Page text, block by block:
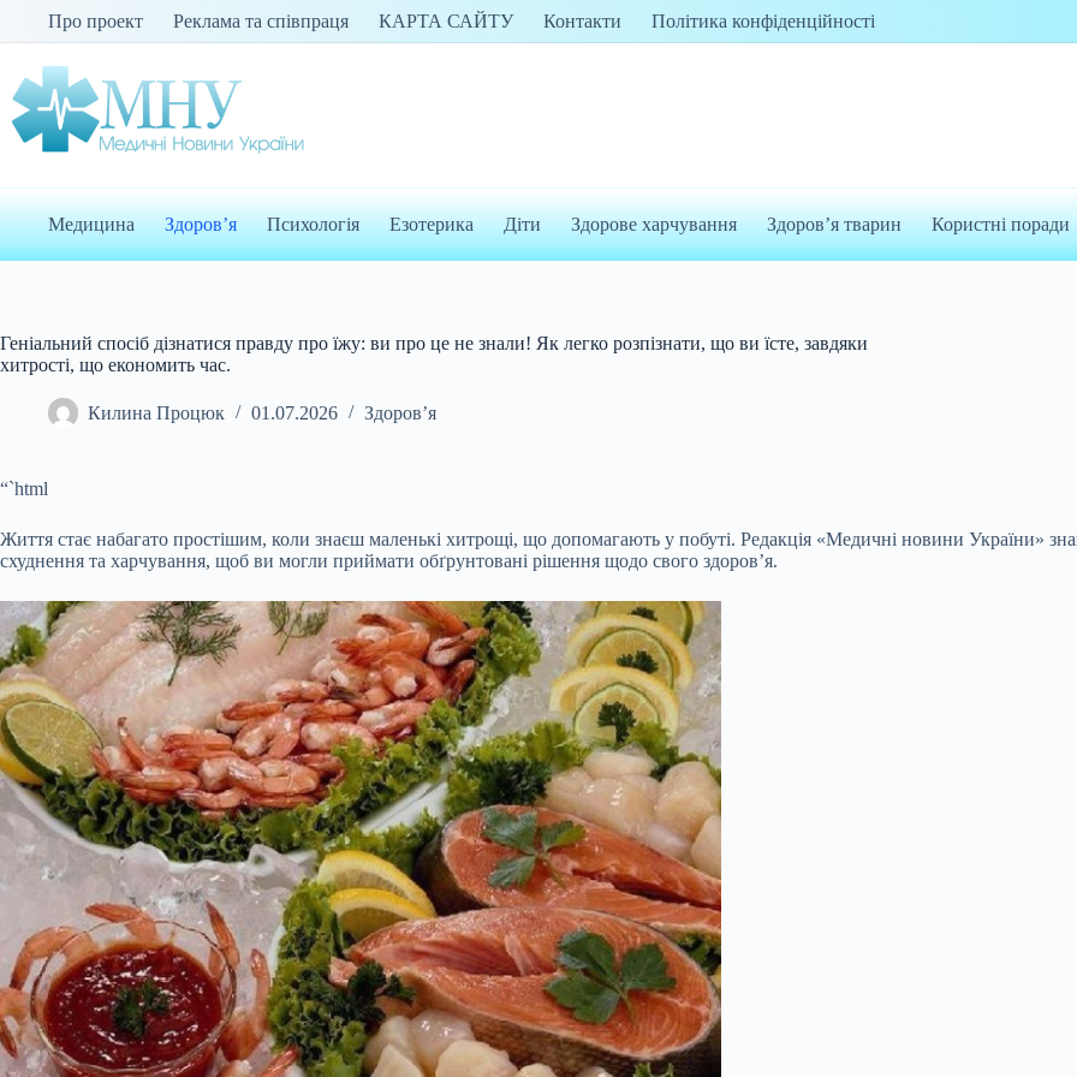
Про проект Реклама та співпраця КАРТА САЙТУ Контакти Політика конфіденційності
Медицина Здоров’я Психологія Езотерика Діти Здорове харчування Здоров’я тварин Користні поради
Геніальний спосіб дізнатися правду про їжу: ви про це не знали! Як легко розпізнати, що ви їсте, завдяки
хитрості, що економить час.
Килина Процюк 01.07.2026 Здоров’я
“`html
Життя стає набагато простішим, коли знаєш маленькі хитрощі, що допомагають у побуті. Редакція «Медичні новини України»
схуднення та харчування, щоб ви могли приймати обґрунтовані рішення щодо свого здоров’я.